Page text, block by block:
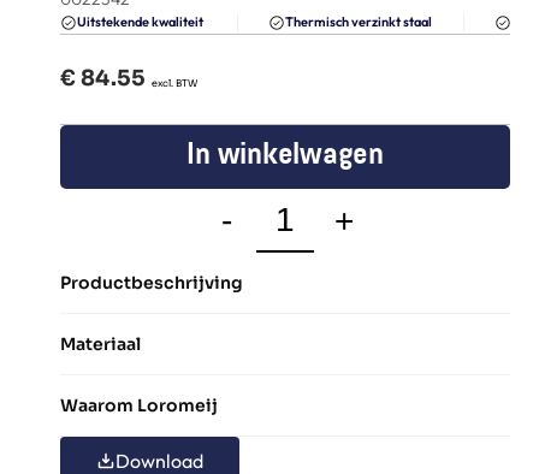
Uitstekende kwaliteit Thermisch verzinkt staal
€ 84.55
  excl. BTW
In winkelwagen
- +
Productbeschrijving
Materiaal
Waarom Loromeij
Download